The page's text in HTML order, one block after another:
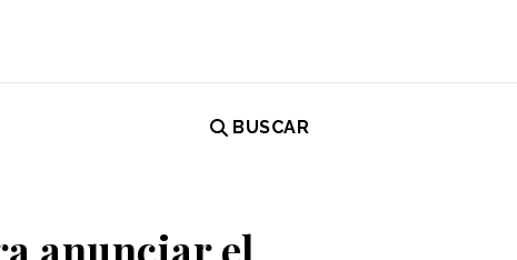
BUSCAR
anunciar el